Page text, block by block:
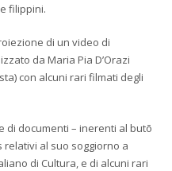
filippini.
di un video di
da Maria Pia D’Orazi
con alcuni rari filmati degli
di documenti – inerenti al butō
relativi al suo soggiorno a
di Cultura, e di alcuni rari